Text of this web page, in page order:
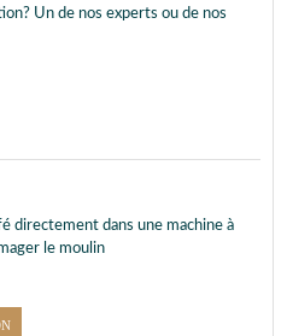
Un de nos experts ou de nos
directement dans une machine à
le moulin